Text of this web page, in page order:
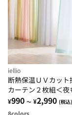
iellio
断熱保温ＵＶカット
カーテン２枚組＜夜
い・透けにくい・省
¥990 ～ ¥2,990 (税込)
8colors